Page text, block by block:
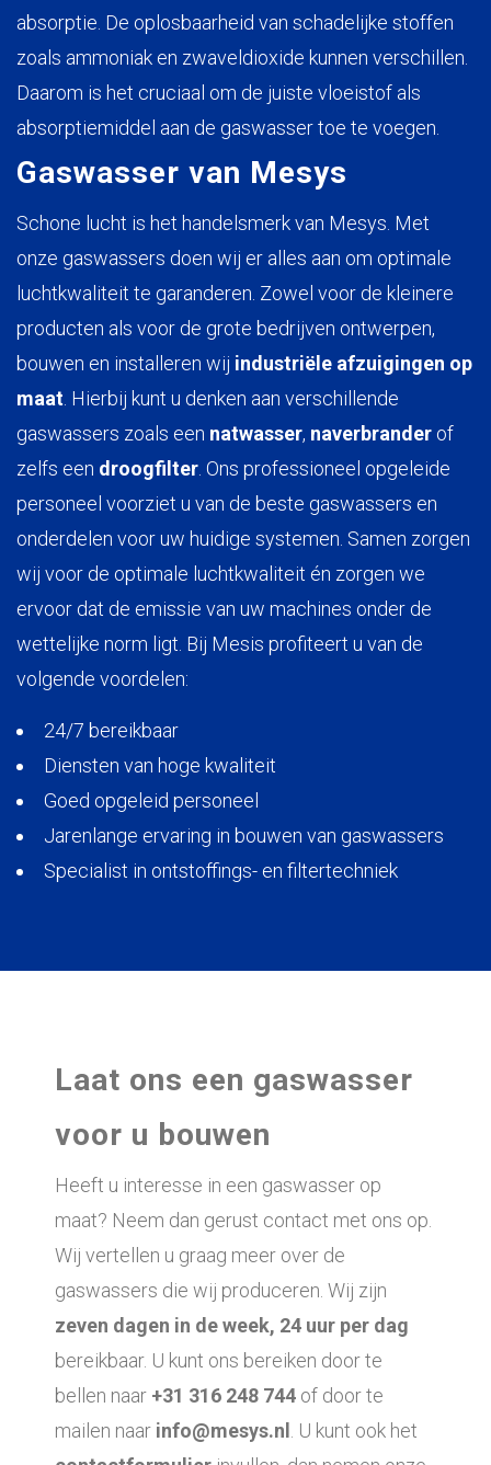
absorptie. De oplosbaarheid van schadelijke stoffen
zoals ammoniak en zwaveldioxide kunnen verschillen.
Daarom is het cruciaal om de juiste vloeistof als
absorptiemiddel aan de gaswasser toe te voegen.
Gaswasser van Mesys
Schone lucht is het handelsmerk van Mesys. Met
onze gaswassers doen wij er alles aan om optimale
luchtkwaliteit te garanderen. Zowel voor de kleinere
producten als voor de grote bedrijven ontwerpen,
bouwen en installeren wij industriële afzuigingen op
maat . Hierbij kunt u denken aan verschillende
gaswassers zoals een natwasser, naverbrander of
zelfs een droogfilter . Ons professioneel opgeleide
personeel voorziet u van de beste gaswassers en
onderdelen voor uw huidige systemen. Samen zorgen
wij voor de optimale luchtkwaliteit én zorgen we
ervoor dat de emissie van uw machines onder de
wettelijke norm ligt. Bij Mesis profiteert u van de
volgende voordelen:
24/7 bereikbaar
Diensten van hoge kwaliteit
Goed opgeleid personeel
Jarenlange ervaring in bouwen van gaswassers
Specialist in ontstoffings- en filtertechniek
Laat ons een gaswasser
voor u bouwen
Heeft u interesse in een gaswasser op
maat? Neem dan gerust contact met ons op.
Wij vertellen u graag meer over de
gaswassers die wij produceren. Wij zijn
zeven dagen in de week, 24 uur per dag
bereikbaar. U kunt ons bereiken door te
bellen naar +31 316 248 744 of door te
mailen naar info@mesys.nl . U kunt ook het